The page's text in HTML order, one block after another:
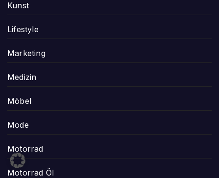
Kunst
Lifestyle
Marketing
Medizin
Möbel
Mode
Motorrad
Motorrad Öl